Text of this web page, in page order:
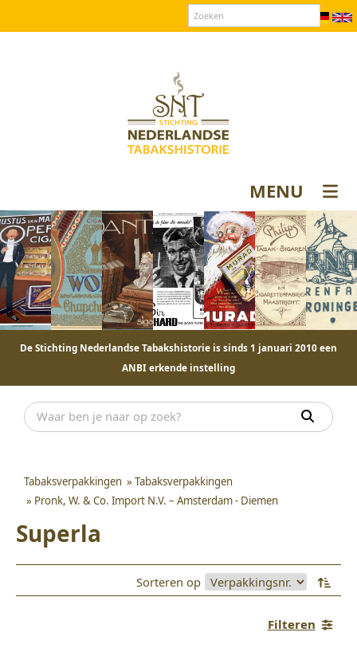
MENU
De Stichting Nederlandse Tabakshistorie is sinds 1 januari 2010 een
ANBI erkende instelling
Tabaksverpakkingen » Tabaksverpakkingen
» Pronk, W. & Co. Import N.V. – Amsterdam - Diemen
Superla
Sorteren op
Filteren